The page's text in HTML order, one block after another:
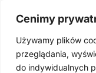
Cenimy
Używamy plików
przeglądania,
do indywidualnych
przetłumaczenia?
Jak zdobyć